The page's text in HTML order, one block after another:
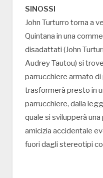
SINOSSI
John Turturro torna a
Quintana in una
disadattati (John
Audrey Tautou) si
parrucchiere armato
trasformerà presto in
parrucchiere, dalla
quale si svilupperà
amicizia accidentale
fuori dagli stereotipi